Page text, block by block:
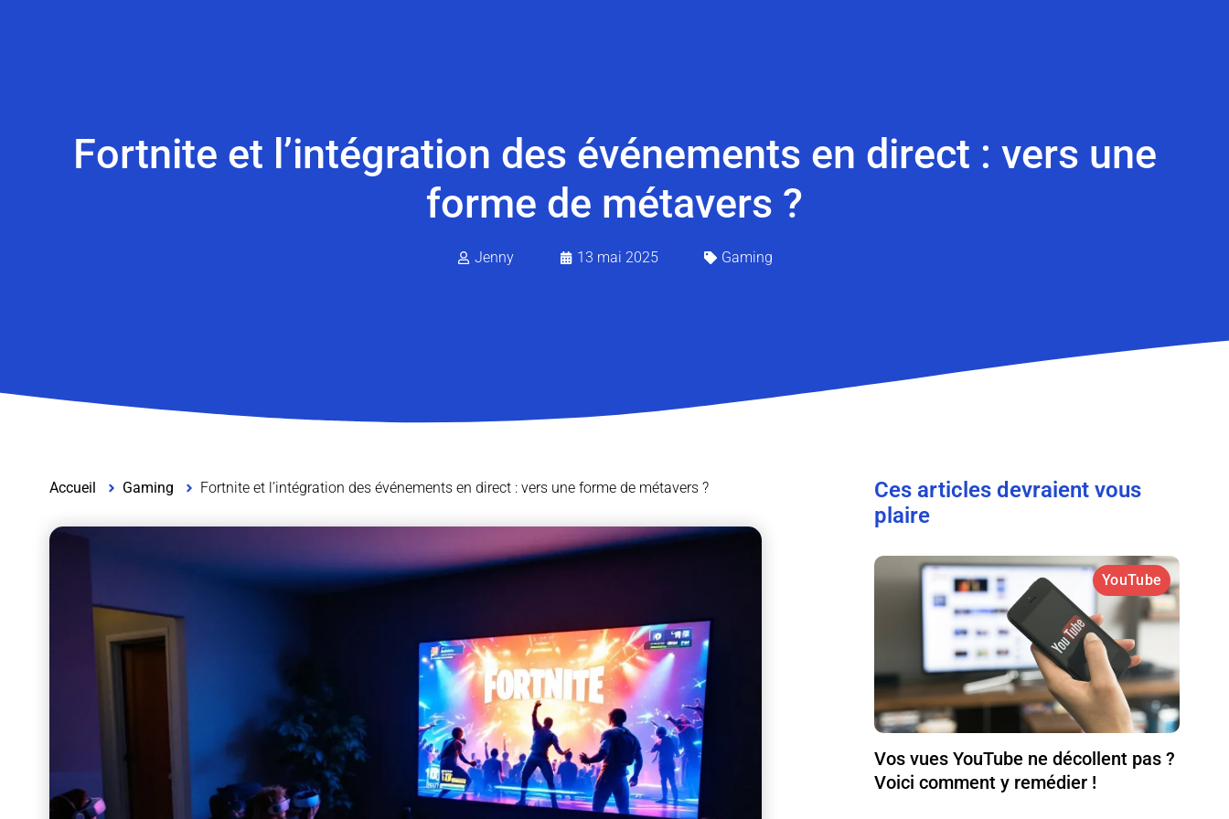
Fortnite et l’intégration des événements en direct : vers une
forme de métavers ?
Jenny 13 mai 2025 Gaming
Accueil Gaming Fortnite et l’intégration des événements en direct : vers une forme de métavers ?
Ces articles devraient vous
plaire
YouTube
Vos vues YouTube ne décollent pas ?
Voici comment y remédier !